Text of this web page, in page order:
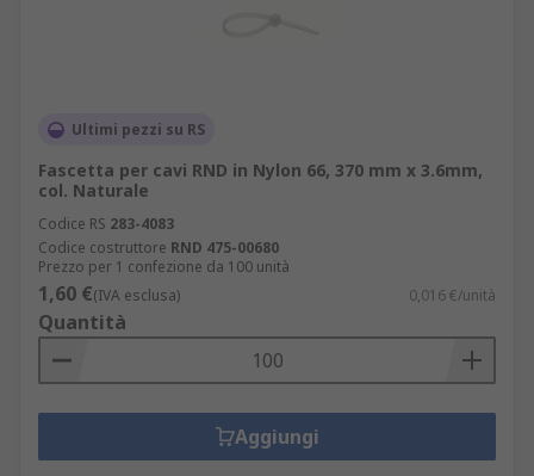
Ultimi pezzi su RS
Fascetta per cavi RND in Nylon 66, 370 mm x 3.6mm,
col. Naturale
Codice RS 283-4083
Codice costruttore RND 475-00680
Prezzo per 1 confezione da 100 unità
1,60 €(IVA esclusa) 0,016 €/unità
Quantità
Aggiungi